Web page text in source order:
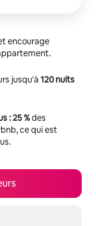
encourage
jusqu'à 120 nuits
: 25 %des
ce qui est